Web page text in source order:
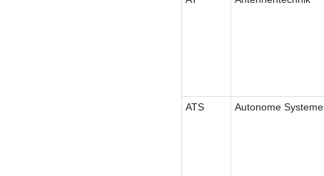
ATS Autonome Systeme